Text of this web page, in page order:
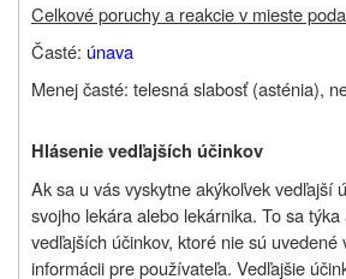
Celkové poruchy a reakcie v mieste
Časté: únava
Menej časté: telesná slabosť (asténia),
Hlásenie vedľajších účinkov
Ak sa u vás vyskytne akýkoľvek vedľajší
svojho lekára alebo lekárnika. To sa
vedľajších účinkov, ktoré nie sú uvedené
informácii pre používateľa. Vedľajšie